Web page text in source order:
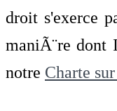
droit s'exerce
maniÃ¨re dont
notre Charte